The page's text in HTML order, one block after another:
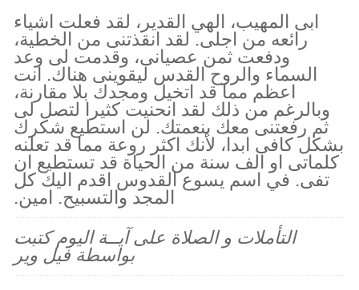
ابى المهيب، الهي القدير، لقد فعلت اشياء
رائعه من اجلى. لقد انقذتنى من الخطية،
ودفعت ثمن عصيانى، وقدمت لى وعد
السماء والروح القدس ليقوينى هناك. انت
اعظم مما قد اتخيل ومجدك بلا مقارنة،
وبالرغم من ذلك لقد انحنيت كثيرا لتصل لى
ثم رفعتنى معك بنعمتك. لن استطيع شكرك
بشكل كافى ابدا، لأنك اكثر روعة مما قد تعلنه
كلماتى او الف سنة من الحياة قد تستطيع ان
تفى. في اسم يسوع القدوس اقدم اليك كل
المجد والتسبيح. امين.
التأملات و الصلاة على آيــة اليوم كتبت
بواسطة فيل وير